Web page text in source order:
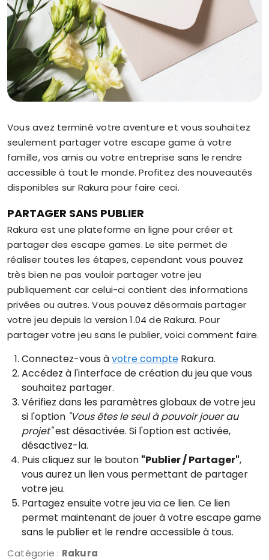
Vous avez terminé votre aventure et vous souhaitez
seulement partager votre escape game à votre
famille, vos amis ou votre entreprise sans le rendre
accessible à tout le monde. Profitez des nouveautés
disponibles sur Rakura pour faire ceci.
PARTAGER SANS PUBLIER
Rakura est une plateforme en ligne pour créer et
partager des escape games. Le site permet de
réaliser toutes les étapes, cependant vous pouvez
très bien ne pas vouloir partager votre jeu
publiquement car celui-ci contient des informations
privées ou autres. Vous pouvez désormais partager
votre jeu depuis la version 1.04 de Rakura. Pour
partager votre jeu sans le publier, voici comment faire.
Connectez-vous àvotre compte Rakura.
Accédez à l'interface de création du jeu que vous
souhaitez partager.
Vérifiez dans les paramètres globaux de votre jeu
si l'option "Vous êtes le seul à pouvoir jouer au
projet"est désactivée. Si l'option est activée,
désactivez-la.
Puis cliquez sur le bouton "Publier / Partager",
vous aurez un lien vous permettant de partager
votre jeu.
Partagez ensuite votre jeu via ce lien. Ce lien
permet maintenant de jouer à votre escape game
sans le publier et le rendre accessible à tous.
Catégorie : Rakura